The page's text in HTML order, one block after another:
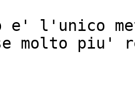
e' l'unico
molto piu'